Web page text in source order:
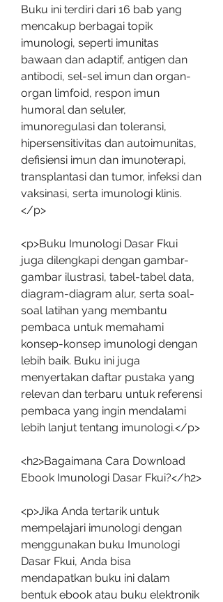
Buku ini terdiri dari 16 bab yang
mencakup berbagai topik
imunologi, seperti imunitas
bawaan dan adaptif, antigen dan
antibodi, sel-sel imun dan organ-
organ limfoid, respon imun
humoral dan seluler,
imunoregulasi dan toleransi,
hipersensitivitas dan autoimunitas,
defisiensi imun dan imunoterapi,
transplantasi dan tumor, infeksi dan
vaksinasi, serta imunologi klinis.
</p>
<p>Buku Imunologi Dasar Fkui
juga dilengkapi dengan gambar-
gambar ilustrasi, tabel-tabel data,
diagram-diagram alur, serta soal-
soal latihan yang membantu
pembaca untuk memahami
konsep-konsep imunologi dengan
lebih baik. Buku ini juga
menyertakan daftar pustaka yang
relevan dan terbaru untuk referensi
pembaca yang ingin mendalami
lebih lanjut tentang imunologi.</p>
<h2>Bagaimana Cara Download
Ebook Imunologi Dasar Fkui?</h2>
<p>Jika Anda tertarik untuk
mempelajari imunologi dengan
menggunakan buku Imunologi
Dasar Fkui, Anda bisa
mendapatkan buku ini dalam
bentuk ebook atau buku elektronik